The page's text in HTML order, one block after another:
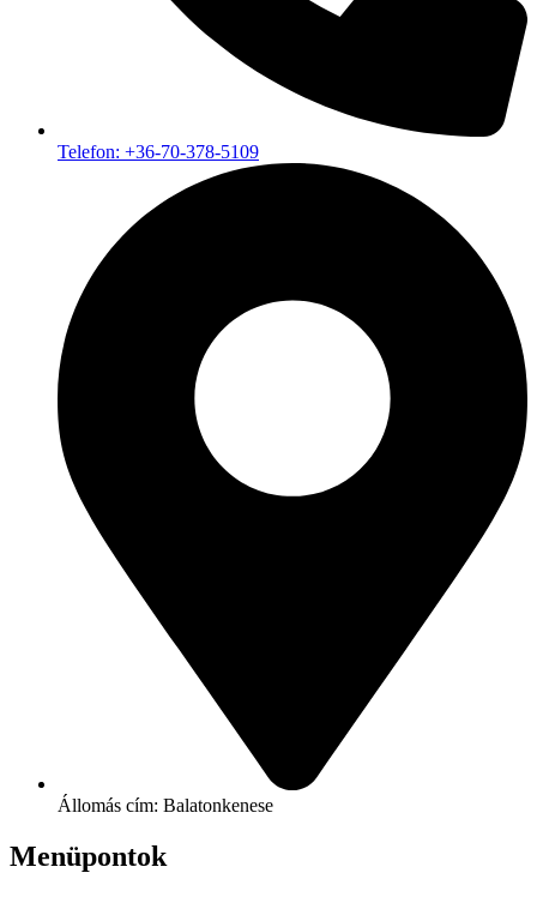
Telefon: +36-70-378-5109
Állomás cím: Balatonkenese
Menüpontok